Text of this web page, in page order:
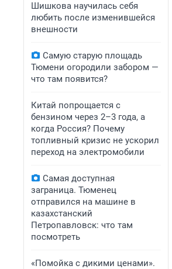
Шишкова научилась себя
любить после изменившейся
внешности
Самую старую площадь
Тюмени огородили забором —
что там появится?
Китай попрощается с
бензином через 2–3 года, а
когда Россия? Почему
топливный кризис не ускорил
переход на электромобили
Самая доступная
заграница. Тюменец
отправился на машине в
казахстанский
Петропавловск: что там
посмотреть
«Помойка с дикими ценами».